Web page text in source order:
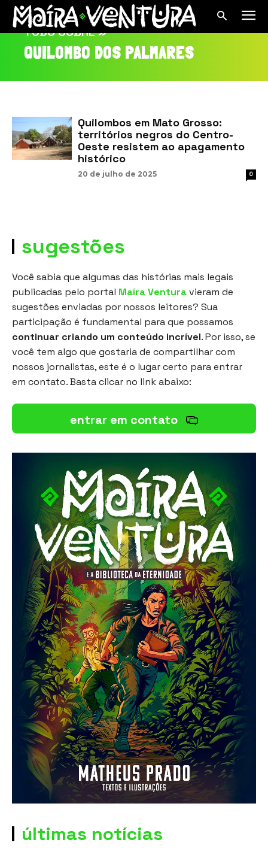
TUDO SOBRE »
QUILOMBO DOS PALMARES
Quilombos em Mato Grosso:
territórios negros do Centro-
Oeste resistem ao apagamento
histórico
20 de julho de 2025 0
sugestões
Você sabia que algumas das histórias mais legais
publicadas pelo portal Maíra Venturavieram de
sugestões enviadas por nossos leitores? Sua
participação é fundamental para que possamos
continuar criando um conteúdo incrível. Por isso, se
você tem algo que gostaria de compartilhar com
nossos jornalistas, este é o lugar certo para entrar
em contato. Basta clicar no link abaixo:
entrar em contato
últimas notícias